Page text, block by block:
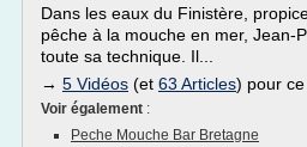
Dans les eaux du Finistère,
pêche à la mouche en mer, Jean-
toute sa technique. Il...
→ 5 Vidéos (et 63 Articles) pour
Voir également :
Peche Mouche Bar Bretagne